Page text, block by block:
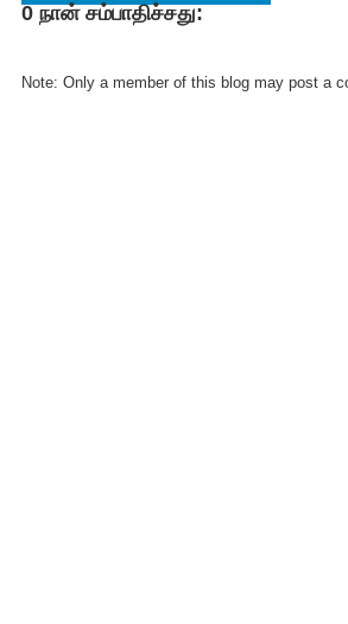
FACEBOOK
0 நான் சம்பாதிச்சது:
Note: Only a member of this blog may post a